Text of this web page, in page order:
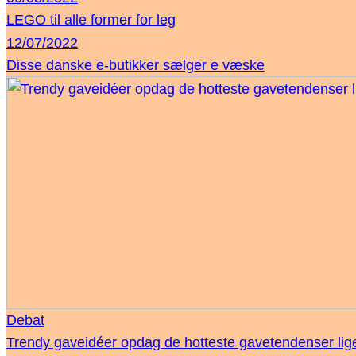
LEGO til alle former for leg
12/07/2022
Disse danske e-butikker sælger e væske
Debat
Trendy gaveidéer opdag de hotteste gavetendenser